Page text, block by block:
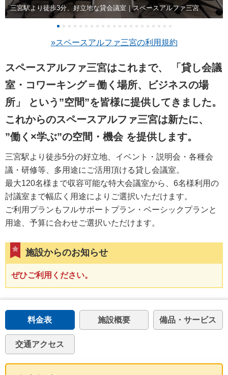
三宮駅より徒歩3分、好立地な貸会議室｜スペースアルファ三宮
»スペースアルファ三宮の利用規約
スペースアルファ三宮はこれまで、 「貸し会議
室・コワーキング＝働く場所、ビジネスの場
所」 という”空間”を皆様に提供してきました。
これからのスペースアルファ三宮は新たに、
”働く×学ぶ”の空間・機会 を提供します。
三宮駅より徒歩5分の好立地、イベント・説明会・各種会
議・研修等、多用途にご活用頂ける貸し会議室。
最大120名様まで収容可能な特大会議室から、6名様利用の
討議室まで幅広く用途によりご選択いただけます。
ご利用プランもフルサポートプラン・ベーシックプランと
用途、予算に合わせご選択いただけます。
施設からのお知らせ
ぜひご利用ください。
料金表 施設概要 備品・サービス
交通アクセス